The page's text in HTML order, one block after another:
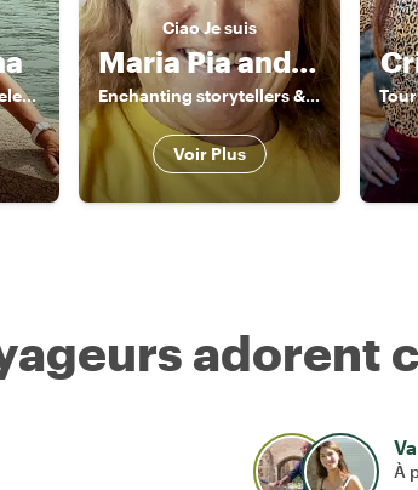
Hidden Gems and Timeless Stories
CiaoJe suis
Maria Pia and Friends
Enchanting storytellers & enthusiatic guides
Voir Plus
adorent
À